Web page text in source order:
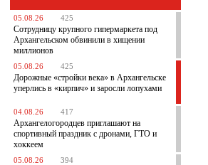
05.08.26 425
Сотрудницу крупного гипермаркета под
Архангельском обвинили в хищении
миллионов
05.08.26 425
Дорожные «стройки века» в Архангельске
уперлись в «кирпич» и заросли лопухами
04.08.26 417
Архангелогородцев приглашают на
спортивный праздник с дронами, ГТО и
хоккеем
05.08.26 394